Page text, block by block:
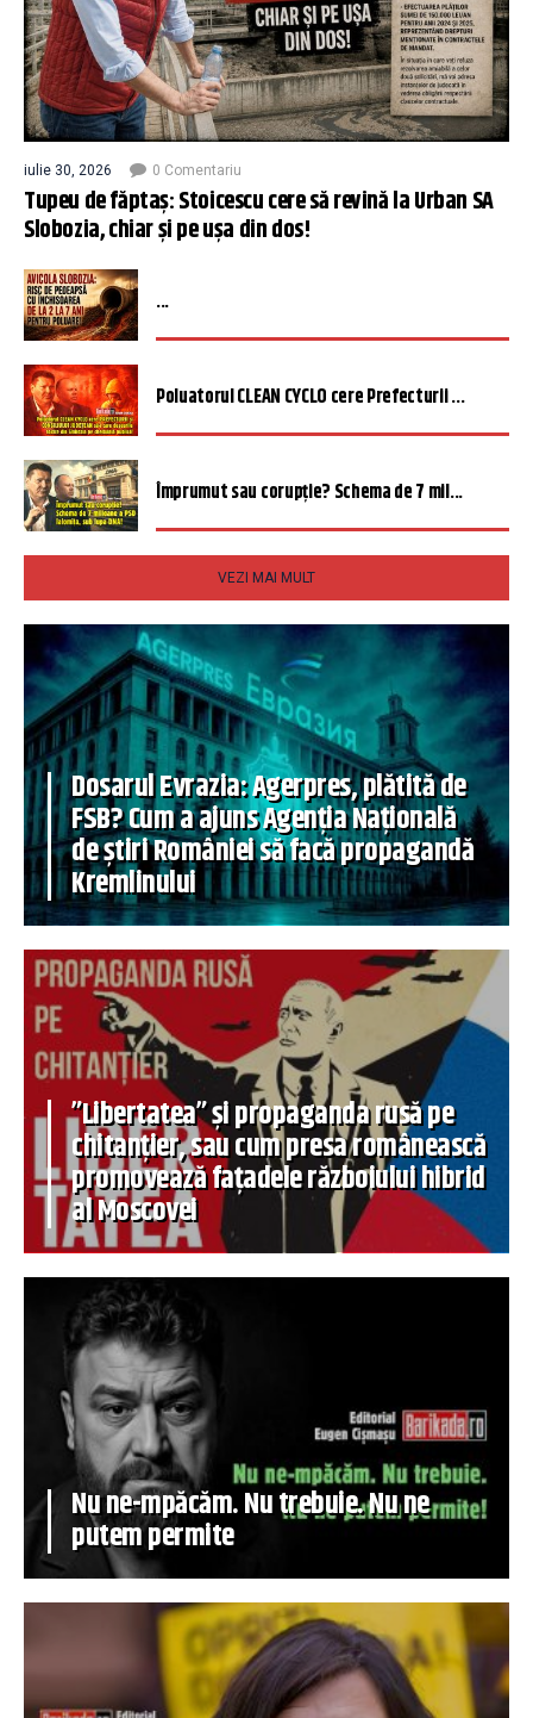
iulie 30, 2026 0 Comentariu
Tupeu de făptaș: Stoicescu cere să revină la Urban SA
Slobozia, chiar și pe ușa din dos!
...
Poluatorul CLEAN CYCLO cere Prefecturii ...
Împrumut sau corupție? Schema de 7 mil...
VEZI MAI MULT
Dosarul Evrazia: Agerpres, plătită de
FSB? Cum a ajuns Agenția Națională
de știri României să facă propagandă
Kremlinului
”Libertatea” și propaganda rusă pe
chitanțier, sau cum presa românească
promovează fațadele războiului hibrid
al Moscovei
Nu ne-mpăcăm. Nu trebuie. Nu ne
putem permite